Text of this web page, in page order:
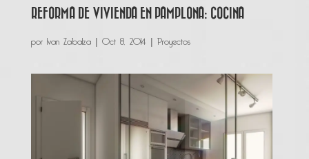
REFORMA DE VIVIENDA EN PAMPLONA: COCINA
por Ivan Zabalza| Oct 8, 2014| Proyectos